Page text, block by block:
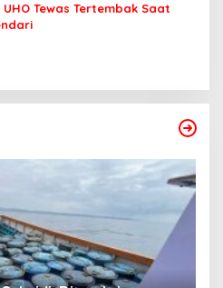
Tewas Tertembak Saat